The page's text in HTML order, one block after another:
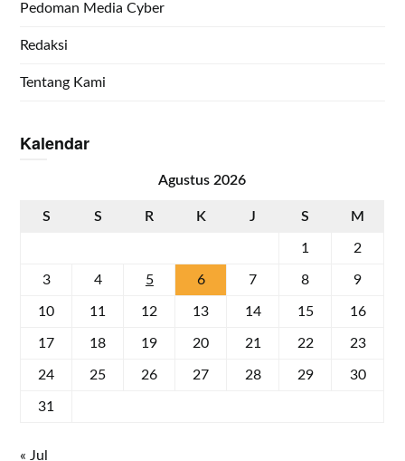
Pedoman Media Cyber
Redaksi
Tentang Kami
Kalendar
Agustus 2026
S S R K J S M
1 2
3 4 5 6 7 8 9
10 11 12 13 14 15 16
17 18 19 20 21 22 23
24 25 26 27 28 29 30
31
« Jul